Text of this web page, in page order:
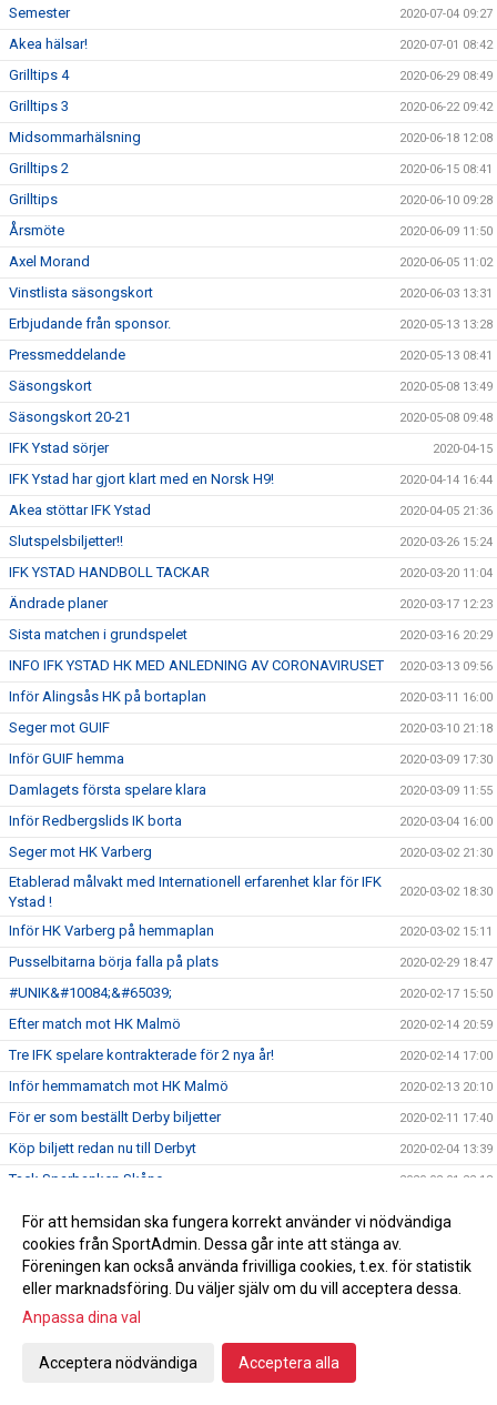
Semester 2020-07-04 09:27
Akea hälsar! 2020-07-01 08:42
Grilltips 4 2020-06-29 08:49
Grilltips 3 2020-06-22 09:42
Midsommarhälsning 2020-06-18 12:08
Grilltips 2 2020-06-15 08:41
Grilltips 2020-06-10 09:28
Årsmöte 2020-06-09 11:50
Axel Morand 2020-06-05 11:02
Vinstlista säsongskort 2020-06-03 13:31
Erbjudande från sponsor. 2020-05-13 13:28
Pressmeddelande 2020-05-13 08:41
Säsongskort 2020-05-08 13:49
Säsongskort 20-21 2020-05-08 09:48
IFK Ystad sörjer 2020-04-15
IFK Ystad har gjort klart med en Norsk H9! 2020-04-14 16:44
Akea stöttar IFK Ystad 2020-04-05 21:36
Slutspelsbiljetter!! 2020-03-26 15:24
IFK YSTAD HANDBOLL TACKAR 2020-03-20 11:04
Ändrade planer 2020-03-17 12:23
Sista matchen i grundspelet 2020-03-16 20:29
INFO IFK YSTAD HK MED ANLEDNING AV CORONAVIRUSET 2020-03-13 09:56
Inför Alingsås HK på bortaplan 2020-03-11 16:00
Seger mot GUIF 2020-03-10 21:18
Inför GUIF hemma 2020-03-09 17:30
Damlagets första spelare klara 2020-03-09 11:55
Inför Redbergslids IK borta 2020-03-04 16:00
Seger mot HK Varberg 2020-03-02 21:30
Etablerad målvakt med Internationell erfarenhet klar för IFK
Ystad !
2020-03-02 18:30
Inför HK Varberg på hemmaplan 2020-03-02 15:11
Pusselbitarna börja falla på plats 2020-02-29 18:47
#UNIK&#10084;&#65039; 2020-02-17 15:50
Efter match mot HK Malmö 2020-02-14 20:59
Tre IFK spelare kontrakterade för 2 nya år! 2020-02-14 17:00
Inför hemmamatch mot HK Malmö 2020-02-13 20:10
För er som beställt Derby biljetter 2020-02-11 17:40
Köp biljett redan nu till Derbyt 2020-02-04 13:39
Tack Sparbanken Skåne 2020-02-01 22:18
Stort tack och varmt välkommen!
Lotteri Polenkryssning 2020-01-23 10:59
Nyförvärv Axel Morand
För att hemsidan ska fungera korrekt använder vi nödvändiga
cookies från SportAdmin. Dessa går inte att stänga av.
Föreningen kan också använda frivilliga cookies, t.ex. för statistik
eller marknadsföring. Du väljer själv om du vill acceptera dessa.
Anpassa dina val
Acceptera nödvändiga Acceptera alla